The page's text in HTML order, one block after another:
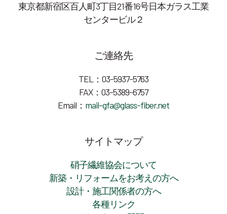
東京都新宿区百人町3丁目21番16号日本ガラス工業
センタービル２
ご連絡先
TEL：03-5937-5763
FAX：03-5389-6757
Email： mail-gfa@glass-fiber.net
サイトマップ
硝子繊維協会について
新築・リフォームをお考えの方へ
設計・施工関係者の方へ
各種リンク